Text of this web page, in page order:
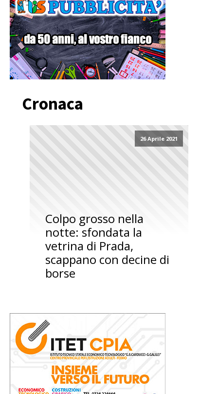
Cronaca
26 Aprile 2021
Colpo grosso nella
notte: sfondata la
vetrina di Prada,
scappano con decine di
borse